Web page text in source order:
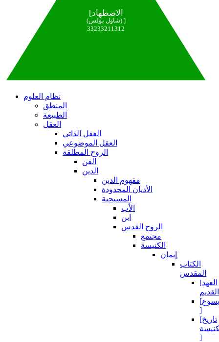
[الاضطهاد
(شاول بولس) ]
33233211312
نظام العلوم
المنطق
الطبيعة
العقل
العقل الذاتي
العقل الموضوعي
الروح المطلقة
الفن
الدين
مفهوم الدين
الأديان المحدودة
المسيحية
الأب
ابن
الروح القدس
مجتمع
الكنيسة
إيمان
الكتاب
المقدس
[العهد
[يسوع
]
[تاريخ
]